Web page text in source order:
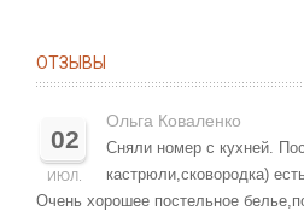
ОТЗЫВЫ
02
ИЮЛ.
Ольга Коваленко
Сняли номер с кухней.
кастрюли,сковородка)
Очень хорошее постельное